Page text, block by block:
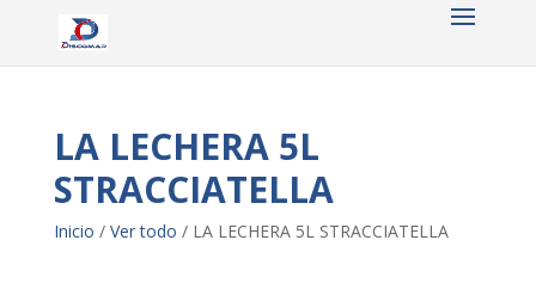
LA LECHERA 5L
STRACCIATELLA
Inicio / Ver todo / LA LECHERA 5L STRACCIATELLA